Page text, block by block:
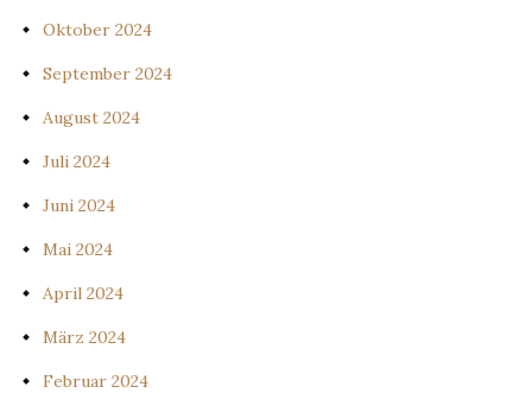
Oktober 2024
September 2024
August 2024
Juli 2024
Juni 2024
Mai 2024
April 2024
März 2024
Februar 2024